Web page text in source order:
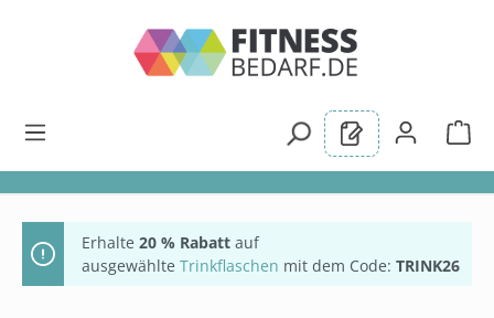
Erhalte 20 % Rabatt auf
ausgewählte Trinkflaschen mit dem Code: TRINK26